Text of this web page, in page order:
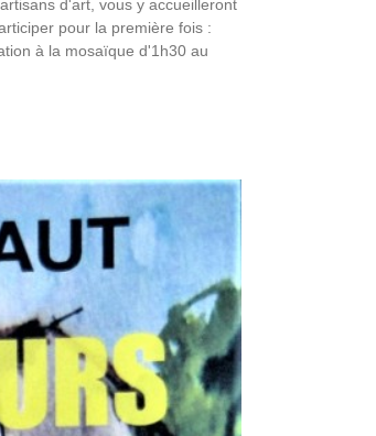
d'art, vous y accueilleront
pour la première fois :
à la mosaïque d'1h30 au